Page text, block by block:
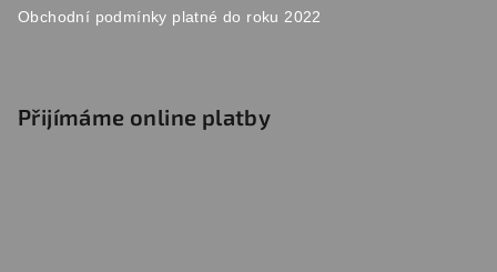
Obchodní podmínky platné do roku 2022
Přijímáme online platby